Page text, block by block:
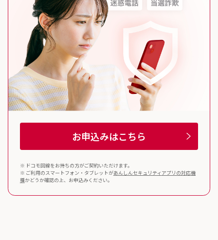
お申込みはこちら
※ ドコモ回線をお持ちの方がご契約いただけます。
※ ご利用のスマートフォン・タブレットがあんしんセキュリティ アプリの対応機
種かどうか確認の上、お申込みください。